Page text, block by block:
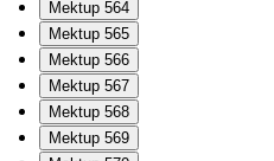
Mektup 564
Mektup 565
Mektup 566
Mektup 567
Mektup 568
Mektup 569